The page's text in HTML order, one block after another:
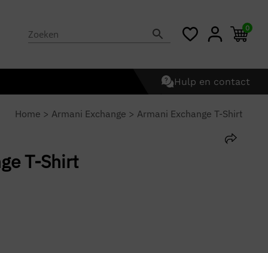
0
Hulp en contact
Home > Armani Exchange > Armani Exchange T-Shirt
T-Shirt